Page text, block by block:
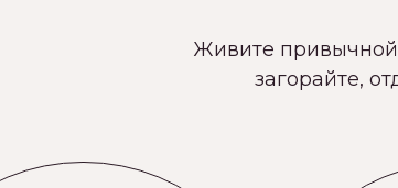
Живите привычной
загорайте,